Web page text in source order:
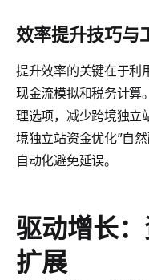
效率提升技巧与
提升效率的关键在于
现金流模拟和税务计
理选项，减少跨境独立
境独立站资金优化”自
自动化避免延误。
驱动增长
扩展